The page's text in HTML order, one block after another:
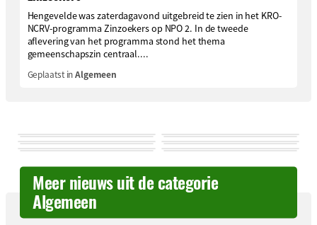
Hengevelde was zaterdagavond uitgebreid te zien in het KRO-
NCRV-programma Zinzoekers op NPO 2. In de tweede
aflevering van het programma stond het thema
gemeenschapszin centraal....
Geplaatst inAlgemeen
Meer nieuws uit de categorie
Algemeen